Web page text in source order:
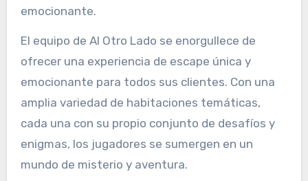
emocionante.
El equipo de Al Otro Lado se enorgullece de
ofrecer una experiencia de escape única y
emocionante para todos sus clientes. Con una
amplia variedad de habitaciones temáticas,
cada una con su propio conjunto de desafíos y
enigmas, los jugadores se sumergen en un
mundo de misterio y aventura.